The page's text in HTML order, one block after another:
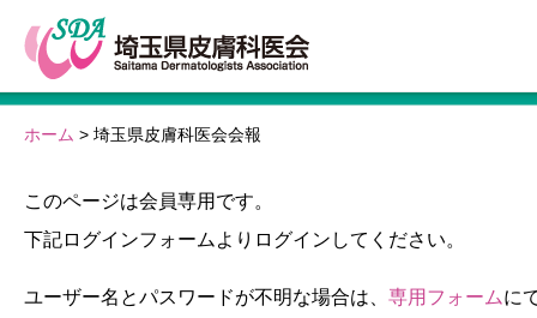
ホーム > 埼玉県皮膚科医会会報
このページは会員専用です。
下記ログインフォームよりログインしてください。
ユーザー名とパスワードが不明な場合は、 専用フォームに